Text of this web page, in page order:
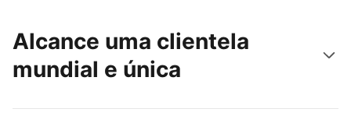
Alcance uma clientela
mundial e única